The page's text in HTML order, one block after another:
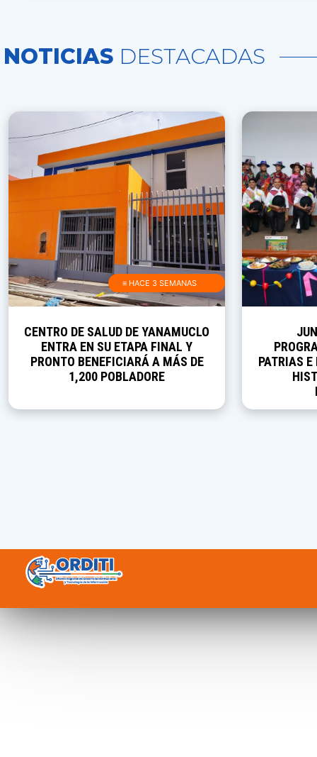
NOTICIAS DESTACADAS
≡ HACE 3 SEMANAS
CENTRO DE SALUD DE YANAMUCLO
ENTRA EN SU ETAPA FINAL Y
PRONTO BENEFICIARÁ A MÁS DE
1,200 POBLADORE
PATRIAS